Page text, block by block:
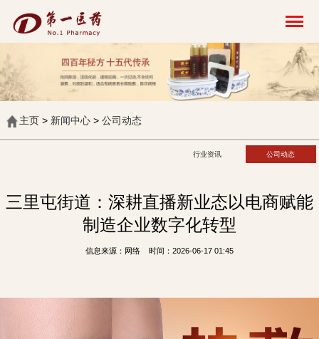
云
页
版-
云
展
主页> 新闻中心> 公司动态
公司动态
行业资讯
三里屯街道：深耕直播新业态以电商赋能
制造企业数字化转型
信息来源：网络 时间：2026-06-17 01:45